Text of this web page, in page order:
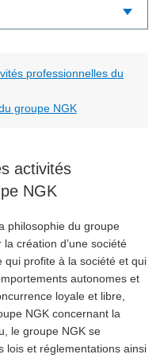
professionnelles du
groupe NGK
activités
NGK
philosophie du groupe
création d’une société
profite à la société et qui
autonomes et
loyale et libre,
NGK concernant la
le groupe NGK se
lois et réglementations ainsi